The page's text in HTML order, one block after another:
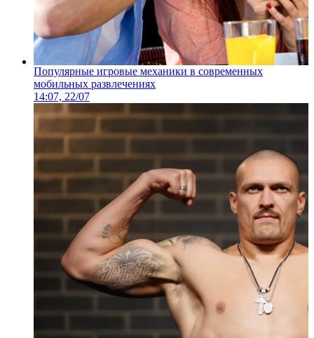
Популярные игровые механики в современных
мобильных развлечениях
14:07, 22/07